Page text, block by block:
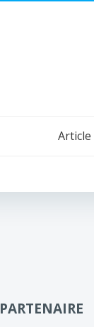
PARTENAIRE